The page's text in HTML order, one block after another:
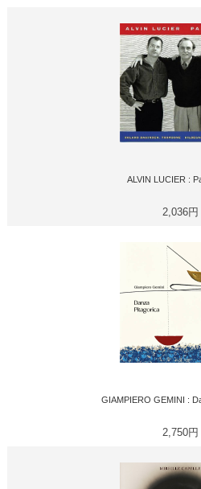
ALVIN LUCIER :
2,036円
GIAMPIERO GEMINI :
2,750円